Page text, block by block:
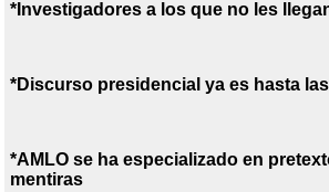
*Investigadores a los que no les
*Discurso presidencial ya es hasta
*AMLO se ha especializado en
mentiras